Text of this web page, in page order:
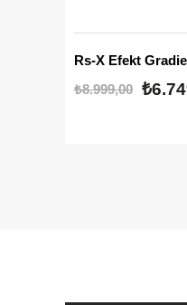
Rs-X Efekt
₺8.999,00